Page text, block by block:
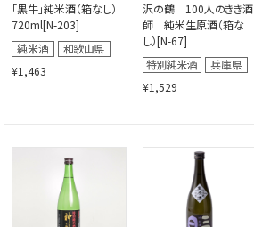
「黒牛」純米酒（箱なし）
720ml[N-203]
¥1,463
沢の鶴 100人のきき酒
師 純米生原酒（箱な
し）[N-67]
¥1,529